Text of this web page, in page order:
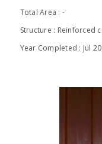
Total Area : -
Structure : Reinforced
Year Completed : Jul